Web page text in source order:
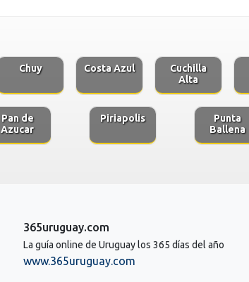
Chuy Costa Azul
Cuchilla
Alta
Pan de
Azucar
Piriapolis
Punta
Ballena
365uruguay.com
La guía online de Uruguay los 365 días del año
www.365uruguay.com